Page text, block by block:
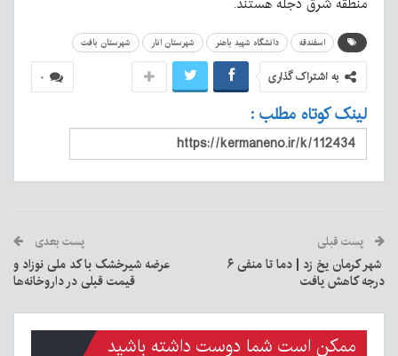
اسفندقه دانشگاه شهید باهنر شهرستان انار شهرستان بافت
۰ به اشتراک گذاری
لینک کوتاه مطلب :
پست قبلی
شهر کرمان یخ زد | دما تا منفی ۶
درجه کاهش یافت
پست بعدی
عرضه شیرخشک با کد ملی نوزاد و
قیمت قبلی در داروخانه‌ها
ممکن است شما دوست داشته باشید